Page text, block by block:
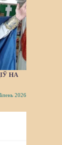
НА
2026